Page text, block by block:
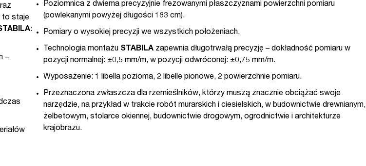
to staje
:
–
Poziomnica z dwiema precyzyjnie frezowanymi płaszczyznami powierzchni pomiaru
(powlekanymi powyżej długości 183 cm).
Pomiary o wysokiej precyzji we wszystkich położeniach.
Technologia montażu STABILA zapewnia długotrwałą precyzję – dokładność pomiaru w
pozycji normalnej: ±0,5 mm/m, w pozycji odwróconej: ±0,75 mm/m.
Wyposażenie: 1 libella pozioma, 2 libelle pionowe, 2 powierzchnie pomiaru.
Przeznaczona zwłaszcza dla rzemieślników, którzy muszą znacznie obciążać swoje
narzędzie, na przykład w trakcie robót murarskich i ciesielskich, w budownictwie drewnianym,
żelbetowym, stolarce okiennej, budownictwie drogowym, ogrodnictwie i architekturze
krajobrazu.